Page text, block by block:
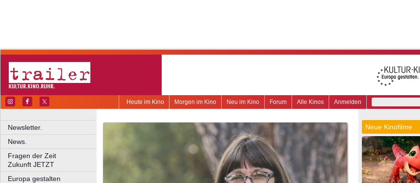
Anmelden
Alle Kinos
Forum
Neu im Kino
Morgen im Kino
Heute im Kino
Newsletter.
News.
Fragen der Zeit
Zukunft JETZT
Europa gestalten
Neue Kinofilme